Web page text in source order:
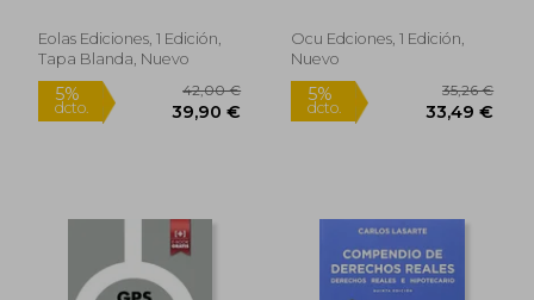
Eolas Ediciones, 1 Edición,
Tapa Blanda, Nuevo
Ocu Edciones, 1 Edición,
Nuevo